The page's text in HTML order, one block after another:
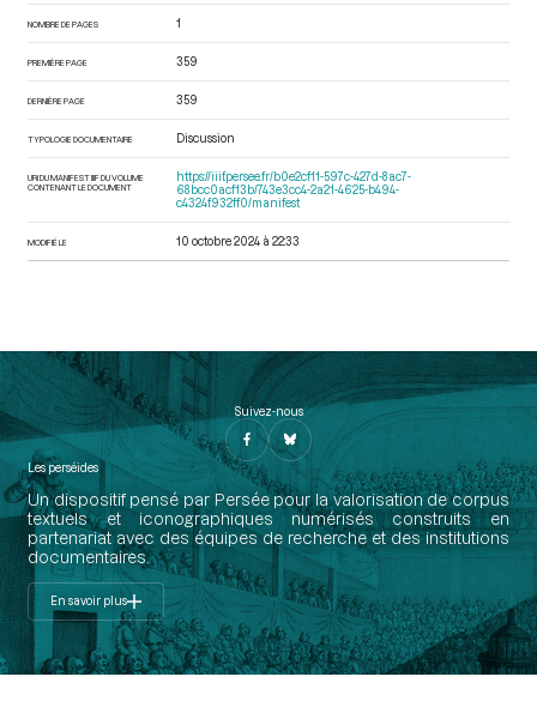
NOMBRE DE PAGES 1
PREMIÈRE PAGE 359
DERNIÈRE PAGE 359
TYPOLOGIE DOCUMENTAIRE Discussion
URI DU MANIFEST IIIF DU VOLUME
CONTENANT LE DOCUMENT
https://iiif.persee.fr/b0e2cf11-597c-427d-8ac7-
68bcc0acf13b/743e3cc4-2a21-4625-b494-
c4324f932ff0/manifest
MODIFIÉ LE 10 octobre 2024 à 22:33
Suivez-nous
Les perséides
Un dispositif pensé par Persée pour la valorisation de corpus
textuels et iconographiques numérisés construits en
partenariat avec des équipes de recherche et des institutions
documentaires.
En savoir plus